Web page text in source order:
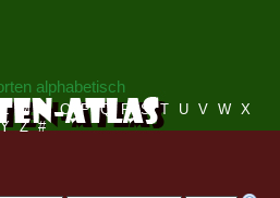
alphabetisch
L M N O P Q R S T U V W X
Y Z #